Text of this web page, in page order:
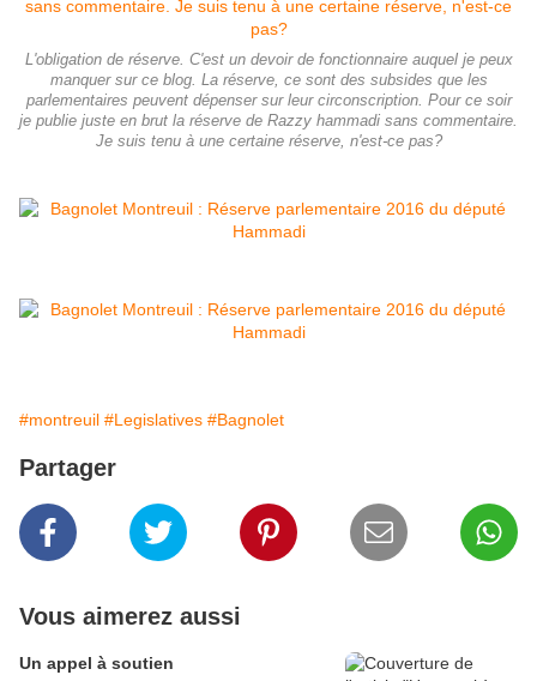
L'obligation de réserve. C'est un devoir de fonctionnaire auquel je peux
manquer sur ce blog. La réserve, ce sont des subsides que les
parlementaires peuvent dépenser sur leur circonscription. Pour ce soir
je publie juste en brut la réserve de Razzy hammadi sans commentaire.
Je suis tenu à une certaine réserve, n'est-ce pas?
#montreuil #Legislatives #Bagnolet
Partager
Vous aimerez aussi
Un appel à soutien